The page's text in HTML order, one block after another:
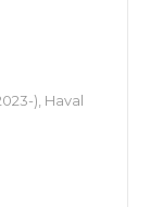
), Haval